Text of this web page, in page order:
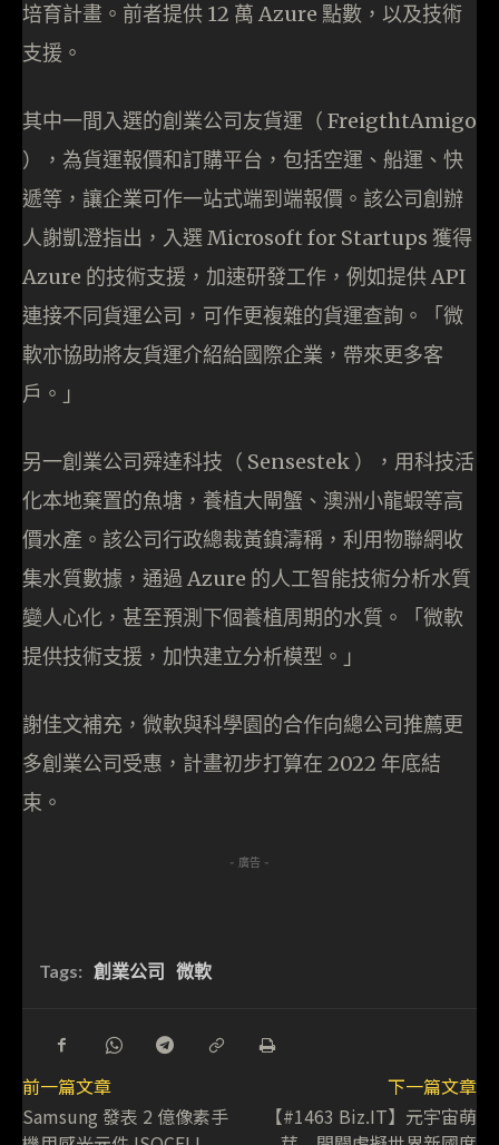
培育計畫。前者提供 12 萬 Azure 點數，以及技術
支援。
其中一間入選的創業公司友貨運（ FreigthtAmigo
），為貨運報價和訂購平台，包括空運、船運、快
遞等，讓企業可作一站式端到端報價。該公司創辦
人謝凱澄指出，入選 Microsoft for Startups 獲得
Azure 的技術支援，加速研發工作，例如提供 API
連接不同貨運公司，可作更複雜的貨運查詢。「微
軟亦協助將友貨運介紹給國際企業，帶來更多客
戶。」
另一創業公司舜達科技（ Sensestek ），用科技活
化本地棄置的魚塘，養植大閘蟹、澳洲小龍蝦等高
價水產。該公司行政總裁黃鎮濤稱，利用物聯網收
集水質數據，通過 Azure 的人工智能技術分析水質
變人心化，甚至預測下個養植周期的水質。「微軟
提供技術支援，加快建立分析模型。」
謝佳文補充，微軟與科學園的合作向總公司推薦更
多創業公司受惠，計畫初步打算在 2022 年底結
束。
- 廣告 -
Tags: 創業公司 微軟
前一篇文章
Samsung 發表 2 億像素手
下一篇文章
【#1463 Biz.IT】元宇宙萌